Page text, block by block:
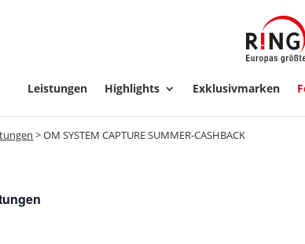
Leistungen Highlights Exklusivmarken
>OM SYSTEM CAPTURE SUMMER-CASHBACK